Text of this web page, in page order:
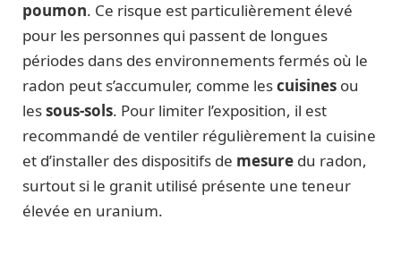
poumon. Ce risque est particulièrement élevé
pour les personnes qui passent de longues
périodes dans des environnements fermés où le
radon peut s’accumuler, comme lescuisines ou
lessous-sols. Pour limiter l’exposition, il est
recommandé de ventiler régulièrement la cuisine
et d’installer des dispositifs de mesure du radon,
surtout si le granit utilisé présente une teneur
élevée en uranium.